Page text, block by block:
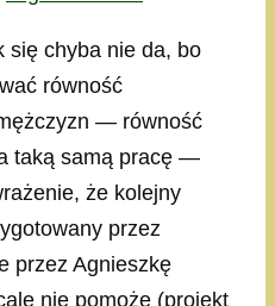
chyba nie da, bo
równość
— równość
taką samą pracę —
że kolejny
przez
przez Agnieszkę
nie pomoże (projekt